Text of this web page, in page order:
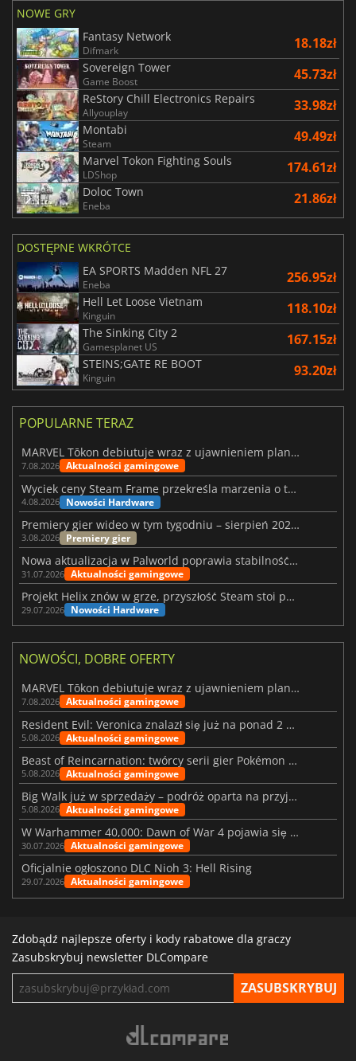
NOWE GRY
Fantasy Network
Difmark 18.18zł
Sovereign Tower
Game Boost 45.73zł
ReStory Chill Electronics Repairs
Allyouplay 33.98zł
Montabi
Steam 49.49zł
Marvel Tokon Fighting Souls
LDShop 174.61zł
Doloc Town
Eneba 21.86zł
DOSTĘPNE WKRÓTCE
EA SPORTS Madden NFL 27
Eneba 256.95zł
Hell Let Loose Vietnam
Kinguin 118.10zł
The Sinking City 2
Gamesplanet US 167.15zł
STEINS;GATE RE BOOT
Kinguin 93.20zł
POPULARNE TERAZ
MARVEL Tōkon debiutuje wraz z ujawnieniem planu rozwoju na pierwszy rok
7.08.2026 Aktualności gamingowe
Wyciek ceny Steam Frame przekreśla marzenia o tanim zestawie VR
4.08.2026 Nowości Hardware
Premiery gier wideo w tym tygodniu – sierpień 2026 r. (32. tydzień)
3.08.2026 Premiery gier
Nowa aktualizacja w Palworld poprawia stabilność Sunreach i walk z bossami
31.07.2026 Aktualności gamingowe
Projekt Helix znów w grze, przyszłość Steam stoi pod znakiem zapytania
29.07.2026 Nowości Hardware
NOWOŚCI, DOBRE OFERTY
MARVEL Tōkon debiutuje wraz z ujawnieniem planu rozwoju na pierwszy rok
7.08.2026 Aktualności gamingowe
Resident Evil: Veronica znalazł się już na ponad 2 milionach list życzeń
5.08.2026 Aktualności gamingowe
Beast of Reincarnation: twórcy serii gier Pokémon wkraczają na nową ścieżkę
5.08.2026 Aktualności gamingowe
Big Walk już w sprzedaży – podróż oparta na przyjaźni
5.08.2026 Aktualności gamingowe
W Warhammer 40,000: Dawn of War 4 pojawia się frakcja Nekronów
30.07.2026 Aktualności gamingowe
Oficjalnie ogłoszono DLC Nioh 3: Hell Rising
29.07.2026 Aktualności gamingowe
Zdobądź najlepsze oferty i kody rabatowe dla graczy
Zasubskrybuj newsletter DLCompare